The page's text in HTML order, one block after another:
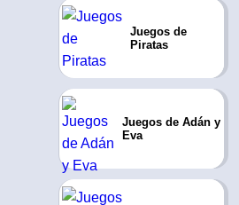
Juegos de
Piratas
Juegos de Adán y
Eva